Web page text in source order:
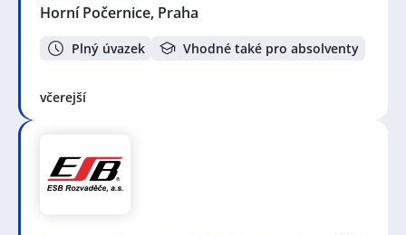
Horní Počernice, Praha
Plný úvazek Vhodné také pro absolventy
včerejší